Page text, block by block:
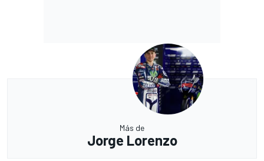
Más de
Jorge Lorenzo